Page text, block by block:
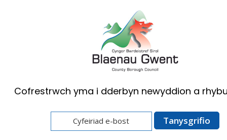
English
Lansio Hyb Cymorth i Deuluoedd Newydd ym
Mlaenau Gwent
Cofrestrwch yma i dderbyn newyddion a